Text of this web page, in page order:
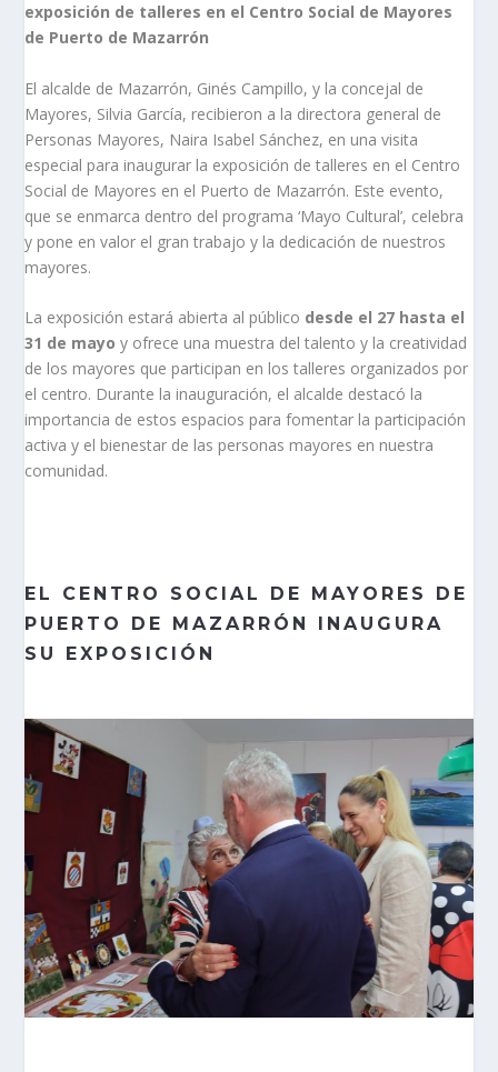
exposición de talleres en el Centro Social de Mayores
de Puerto de Mazarrón
El alcalde de Mazarrón, Ginés Campillo, y la concejal de
Mayores, Silvia García, recibieron a la directora general de
Personas Mayores, Naira Isabel Sánchez, en una visita
especial para inaugurar la exposición de talleres en el Centro
Social de Mayores en el Puerto de Mazarrón. Este evento,
que se enmarca dentro del programa ‘Mayo Cultural’, celebra
y pone en valor el gran trabajo y la dedicación de nuestros
mayores.
La exposición estará abierta al público desde el 27 hasta el
31 de mayo y ofrece una muestra del talento y la creatividad
de los mayores que participan en los talleres organizados por
el centro. Durante la inauguración, el alcalde destacó la
importancia de estos espacios para fomentar la participación
activa y el bienestar de las personas mayores en nuestra
comunidad.
EL CENTRO SOCIAL DE MAYORES DE
PUERTO DE MAZARRÓN INAUGURA
SU EXPOSICIÓN